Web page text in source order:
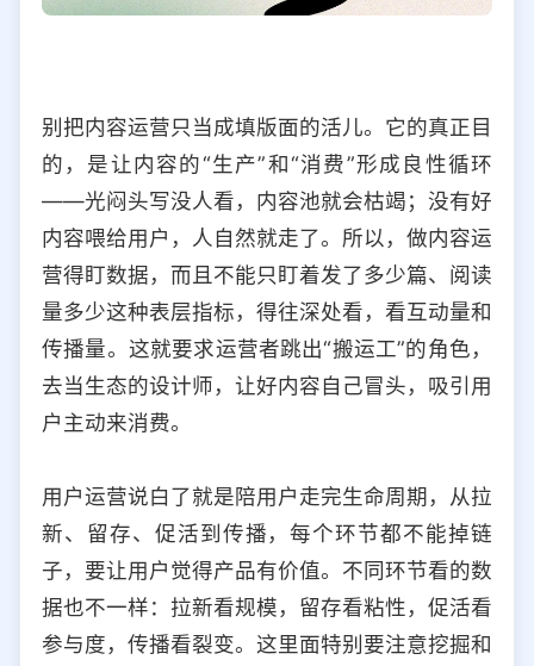
别把内容运营只当成填版面的活儿。它的真正目
的，是让内容的“生产”和“消费”形成良性循环
——光闷头写没人看，内容池就会枯竭；没有好
内容喂给用户，人自然就走了。所以，做内容运
营得盯数据，而且不能只盯着发了多少篇、阅读
量多少这种表层指标，得往深处看，看互动量和
传播量。这就要求运营者跳出“搬运工”的角色，
去当生态的设计师，让好内容自己冒头，吸引用
户主动来消费。
用户运营说白了就是陪用户走完生命周期，从拉
新、留存、促活到传播，每个环节都不能掉链
子，要让用户觉得产品有价值。不同环节看的数
据也不一样：拉新看规模，留存看粘性，促活看
参与度，传播看裂变。这里面特别要注意挖掘和